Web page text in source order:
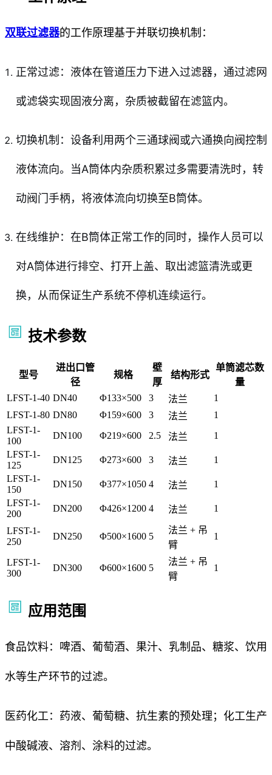
双联过滤器的工作原理基于并联切换机制：
正常过滤：液体在管道压力下进入过滤器，通过滤网
或滤袋实现固液分离，杂质被截留在滤篮内。
切换机制：设备利用两个三通球阀或六通换向阀控制
液体流向。当A筒体内杂质积累过多需要清洗时，转
动阀门手柄，将液体流向切换至B筒体。
在线维护：在B筒体正常工作的同时，操作人员可以
对A筒体进行排空、打开上盖、取出滤篮清洗或更
换，从而保证生产系统不停机连续运行。
技术参数
型号
进出口管
径
规格
壁
厚
结构形式
单筒滤芯数
量
LFST-1-40 DN40 Φ133×500 3 法兰
1
LFST-1-80 DN80 Φ159×600 3 法兰
1
LFST-1-
100
DN100 Φ219×600 2.5 法兰
1
LFST-1-
125
DN125 Φ273×600 3 法兰
1
LFST-1-
150
DN150 Φ377×1050 4 法兰
1
LFST-1-
200
DN200 Φ426×1200 4 法兰 1
LFST-1-
250
DN250 Φ500×1600 5
法兰 + 吊
臂
1
LFST-1-
300
DN300 Φ600×1600 5
法兰 + 吊
臂
1
应用范围
食品饮料：啤酒、葡萄酒、果汁、乳制品、糖浆、饮用
水等生产环节的过滤。
医药化工：药液、葡萄糖、抗生素的预处理；化工生产
中酸碱液、溶剂、涂料的过滤。